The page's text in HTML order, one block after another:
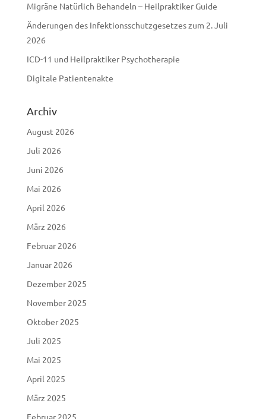
Migräne Natürlich Behandeln – Heilpraktiker Guide
Änderungen des Infektionsschutzgesetzes zum 2. Juli
2026
ICD-11 und Heilpraktiker Psychotherapie
Digitale Patientenakte
Archiv
August 2026
Juli 2026
Juni 2026
Mai 2026
April 2026
März 2026
Februar 2026
Januar 2026
Dezember 2025
November 2025
Oktober 2025
Juli 2025
Mai 2025
April 2025
März 2025
Februar 2025